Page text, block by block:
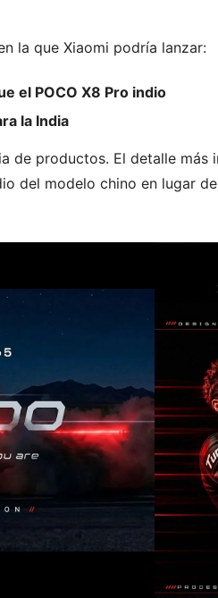
la que Xiaomi podría lanzar:
el POCO X8 Pro indio
la India
de productos. El detalle más
del modelo chino en lugar